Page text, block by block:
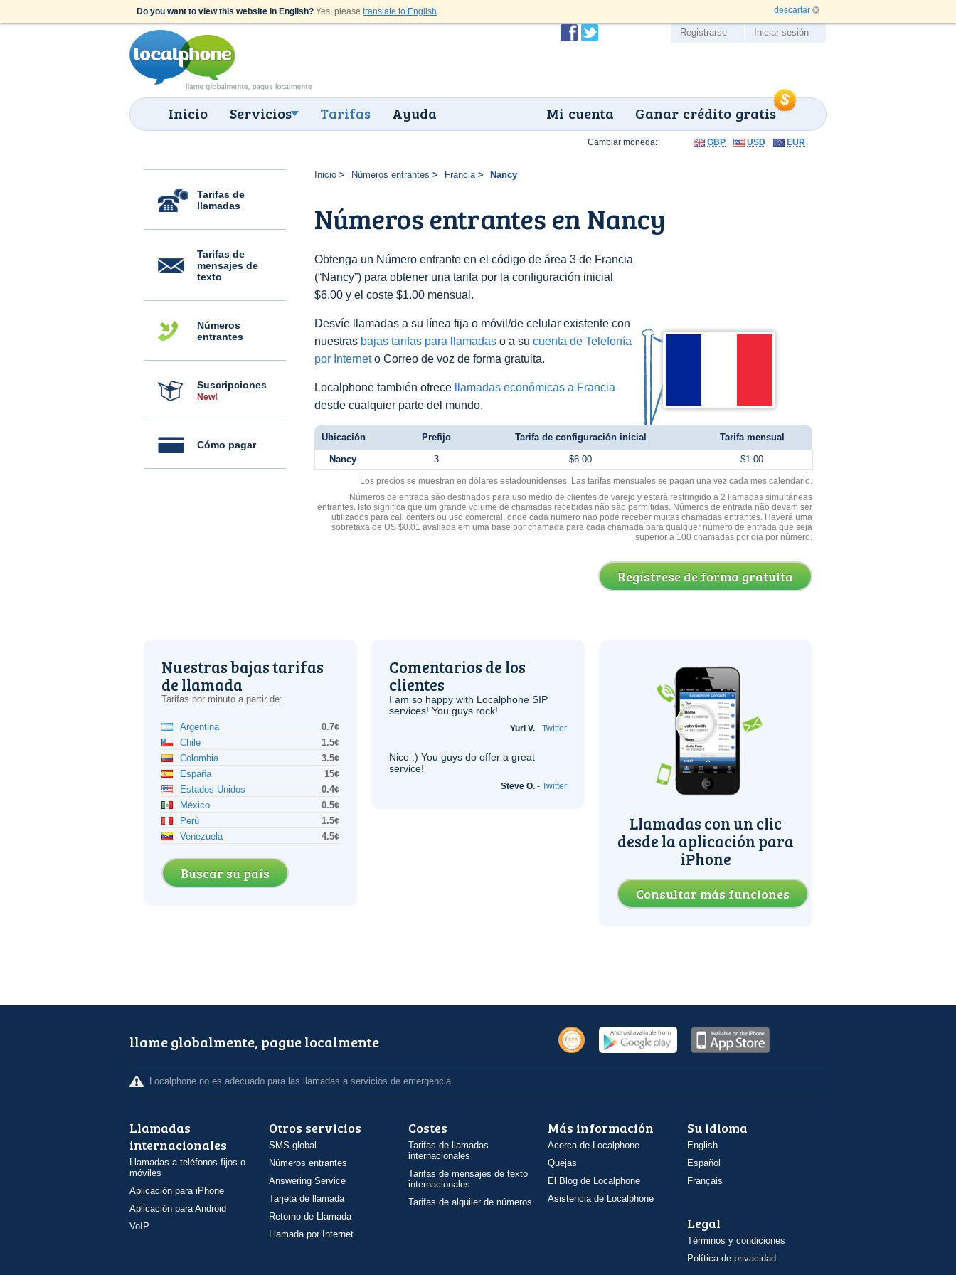
Do you want to view this website in English? Yes, please translate to English. descartar
Inicio Servicios Tarifas Ayuda Ganar crédito gratis
Mi cuenta
Registrarse Iniciar sesión
Tarifas de
llamadas
Tarifas de
mensajes de
texto
Números
entrantes
Suscripciones
New!
Cómo pagar
Inicio Números entrantes Francia Nancy
Números entrantes en Nancy
Obtenga un Número entrante en el código de área 3 de Francia
(“Nancy”) para obtener una tarifa por la configuración inicial
$6.00 y el coste $1.00 mensual.
Desvíe llamadas a su línea fija o móvil/de celular existente con
nuestras bajas tarifas para llamadas o a su cuenta de Telefonía
por Interneto Correo de voz de forma gratuita.
Localphone también ofrece
llamadas económicas a Francia
desde cualquier parte del mundo.
Cambiar moneda: GBP USD EUR
Ubicación Prefijo Tarifa de configuración inicial Tarifa mensual
Nancy 3 $6.00 $1.00
Los precios se muestran en dólares estadounidenses. Las tarifas mensuales se pagan una vez cada mes calendario.
Números de entrada são destinados para uso médio de clientes de varejo y estará restringido a 2 llamadas simultáneas
entrantes. Isto significa que um grande volume de chamadas recebidas não são permitidas. Números de entrada não devem ser
utilizados para call centers ou uso comercial, onde cada numero nao pode receber muitas chamadas entrantes. Haverá uma
sobretaxa de US $0.01 avaliada em uma base por chamada para cada chamada para qualquer número de entrada que seja
superior a 100 chamadas por dia por número.
Regístrese de forma gratuita
Nuestras bajas tarifas
de llamada
Tarifas por minuto a partir de:
Argentina
0.7¢
Chile
1.5¢
Colombia
3.5¢
España
15¢
Estados Unidos
0.4¢
México
0.5¢
Perú
1.5¢
Venezuela
4.5¢
Buscar su país
Comentarios de los
clientes
I am so happy with Localphone SIP
services! You guys rock!
Yuri V. - Twitter
Nice :) You guys do offer a great
service!
Steve O. - Twitter
Llamadas con un clic
desde la aplicación para
iPhone
Consultar más funciones
llame globalmente, pague localmente
Localphone no es adecuado para las llamadas a servicios de emergencia
Llamadas
internacionales
Llamadas a teléfonos fijos o
móviles
Aplicación para iPhone
Aplicación para Android
VoIP
Otros servicios
SMS global
Números entrantes
Answering Service
Tarjeta de llamada
Retorno de Llamada
Llamada por Internet
Costes
Tarifas de llamadas
internacionales
Tarifas de mensajes de texto
internacionales
Tarifas de alquiler de números
Más información
Acerca de Localphone
Quejas
El Blog de Localphone
Asistencia de Localphone
Su idioma
English
Español
Français
Legal
Términos y condiciones
Política de privacidad